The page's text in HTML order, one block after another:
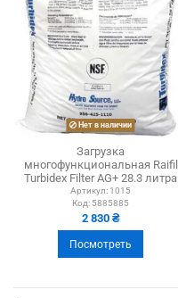
Нет в наличии
Загрузка
многофункциональная Raifil
Turbidex Filter AG+ 28.3 литра
Артикул: 1015
Код: 5885885
2 830 ₴
Посмотреть